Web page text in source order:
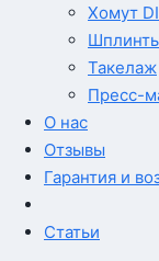
Хомут
Такелаж
Пресс-
О нас
Отзывы
Гарантия и
Статьи